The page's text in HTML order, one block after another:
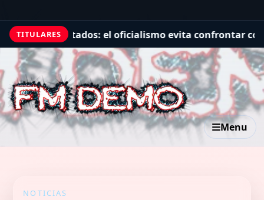
TITULARES
Diputados: el oficialismo evita confrontar con los
Menu
NOTICIAS